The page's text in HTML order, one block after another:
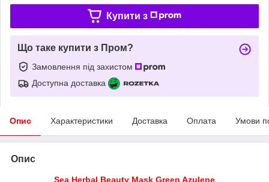
Купити з
Що таке купити з Пром?
Замовлення під захистом
Доступна доставка
Опис Характеристики Доставка Оплата Умови
Опис
Sea Herbal Beauty Mask Green Azulene